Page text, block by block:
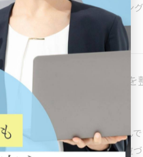
域ごとに配布されるエンディン
やることリストと始め方
から手をつければよいか悩ん
際のやることリストや優先順位